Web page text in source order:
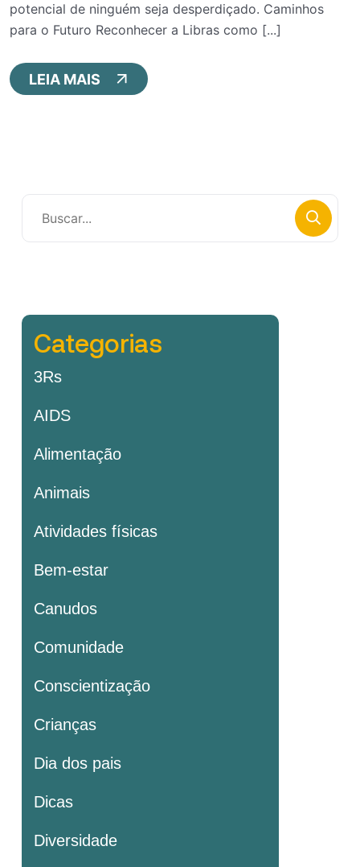
potencial de ninguém seja desperdiçado. Caminhos
para o Futuro Reconhecer a Libras como [...]
LEIA MAIS
Categorias
3Rs
AIDS
Alimentação
Animais
Atividades físicas
Bem-estar
Canudos
Comunidade
Conscientização
Crianças
Dia dos pais
Dicas
Diversidade